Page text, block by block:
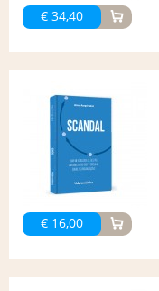
€ 34,40
€ 16,00